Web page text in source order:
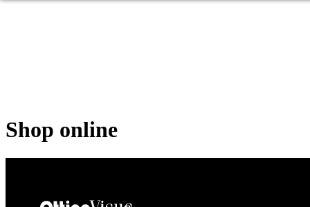
Shop online